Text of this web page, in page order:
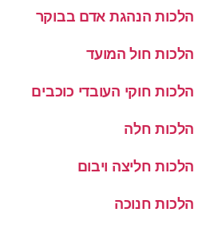
הלכות הנהגת אדם בבוקר
הלכות חול המועד
הלכות חוקי העובדי כוכבים
הלכות חלה
הלכות חליצה ויבום
הלכות חנוכה